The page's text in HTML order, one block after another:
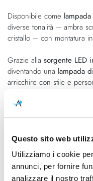
Questo sito web
Utilizziamo i cookie
annunci, per fornire
analizzare il nostro
Disponibile come
diverse tonalità – ambra
cristallo – con montatura in
Grazie alla sorgente LED
diventando una lampada
arricchire con stile e
Caratteristiche
Cod.Art.
PLISSE SP G AD PS AVS
3000 DIM2